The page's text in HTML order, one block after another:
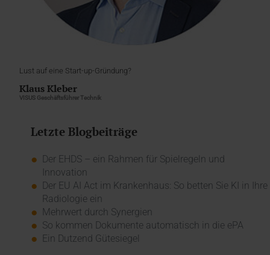
Lust auf eine Start-up-Gründung?
Klaus Kleber
VISUS Geschäftsführer Technik
Letzte Blogbeiträge
Der EHDS – ein Rahmen für Spielregeln und
Innovation
Der EU AI Act im Krankenhaus: So betten Sie KI in Ihre
Radiologie ein
Mehrwert durch Synergien
So kommen Dokumente automatisch in die ePA
Ein Dutzend Gütesiegel